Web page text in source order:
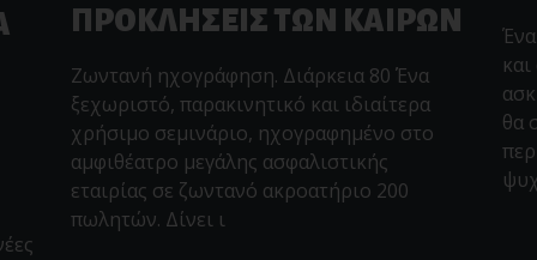
ΠΡΟΚΛΗΣΕΙΣ ΤΩΝ ΚΑΙΡΩΝ
Ζωντανή ηχογράφηση. Διάρκεια 80΄ Ένα
ξεχωριστό, παρακινητικό και ιδιαίτερα
χρήσιμο σεμινάριο, ηχογραφημένο στο
αμφιθέατρο μεγάλης ασφαλιστικής
εταιρίας σε ζωντανό ακροατήριο 200
πωλητών. Δίνει ι
θα